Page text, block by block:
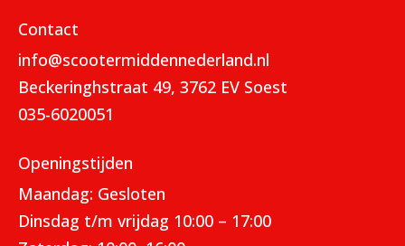
Contact
info@scootermiddennederland.nl
Beckeringhstraat 49, 3762 EV Soest
035-6020051
Openingstijden
Maandag: Gesloten
Dinsdag t/m vrijdag 10:00 – 17:00